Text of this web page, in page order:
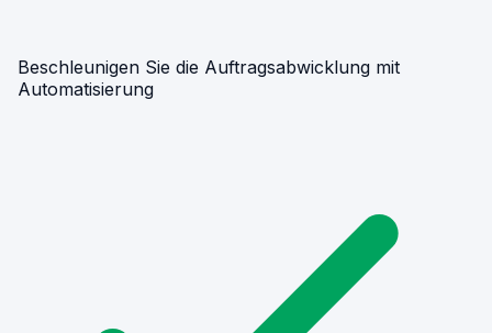
Beschleunigen Sie die Auftragsabwicklung mit
Automatisierung